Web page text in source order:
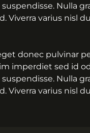
Nulla
Viverra varius nisl
donec pulvinar
imperdiet sed id
Nulla
Viverra varius nisl